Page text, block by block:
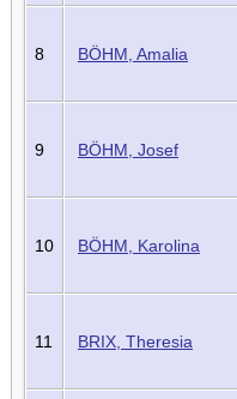
8 BÖHM, Amalia
9 BÖHM, Josef
10 BÖHM, Karolina
11 BRIX, Theresia